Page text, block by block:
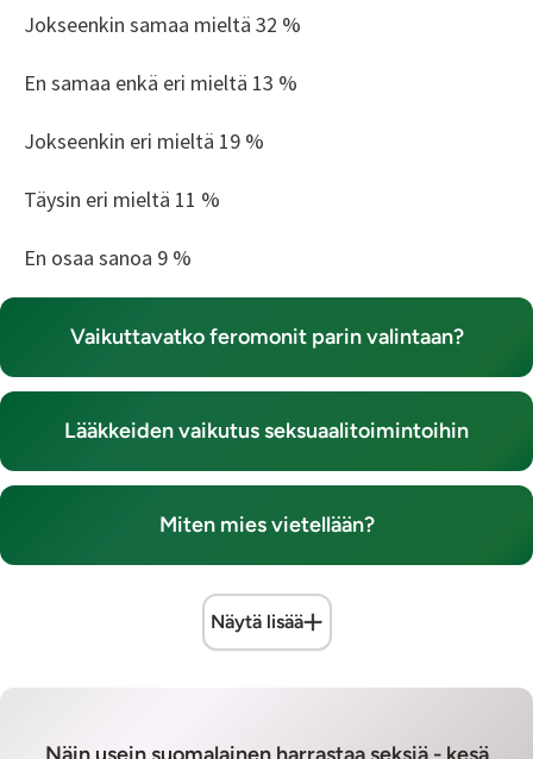
Jokseenkin samaa mieltä 32 %
En samaa enkä eri mieltä 13 %
Jokseenkin eri mieltä 19 %
Täysin eri mieltä 11 %
En osaa sanoa 9 %
Vaikuttavatko feromonit parin valintaan?
Lääkkeiden vaikutus seksuaalitoimintoihin
Miten mies vietellään?
Näytä lisää